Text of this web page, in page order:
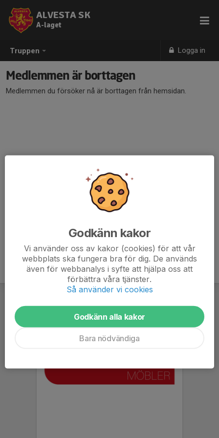
Truppen Logga in
ALVESTA SK
A-laget
Medlemmen är borttagen
Medlemmen du försöker nå är borttagen från hemsidan.
Godkänn kakor
Vi använder oss av kakor (cookies) för att vår
webbplats ska fungera bra för dig. De används
även för webbanalys i syfte att hjälpa oss att
förbättra våra tjänster.
Så använder vi cookies
Godkänn alla kakor
Bara nödvändiga